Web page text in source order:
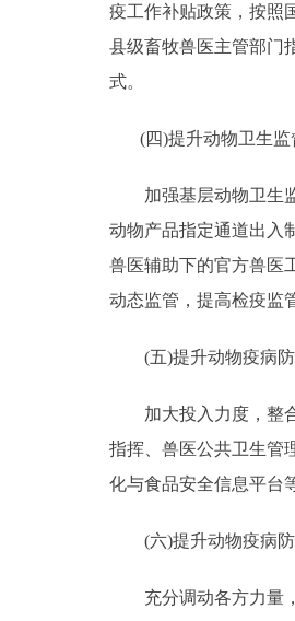
疫工作补贴政策，按照
县级畜牧兽医主管部门
式。
(四)提升动物卫生监
加强基层动物卫生监
动物产品指定通道出入
兽医辅助下的官方兽医
动态监管，提高检疫监
(五)提升动物疫病防
加大投入力度，整合
指挥、兽医公共卫生管
化与食品安全信息平台
(六)提升动物疫病防
充分调动各方力量，